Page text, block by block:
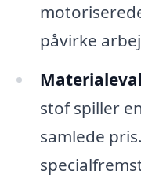
påvirke
stof spiller
samlede